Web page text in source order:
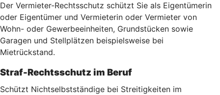
Der Vermieter-Rechtsschutz schützt Sie als Eigentümerin
oder Eigentümer und Vermieterin oder Vermieter von
Wohn- oder Gewerbeeinheiten, Grundstücken sowie
Garagen und Stellplätzen beispielsweise bei
Mietrückstand.
Straf-Rechtsschutz im Beruf
Schützt Nichtselbstständige bei Streitigkeiten im